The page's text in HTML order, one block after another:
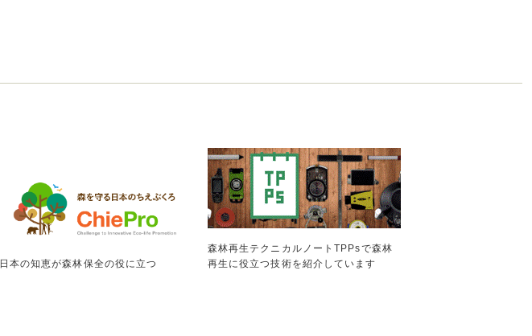
日本の知恵が森林保全の役に立つ
森林再生テクニカルノートTPPsで森林
再生に役立つ技術を紹介しています